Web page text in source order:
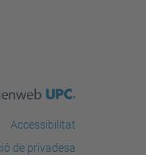
Accessibilitat
de privadesa